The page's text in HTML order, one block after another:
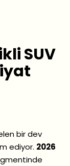
SUV
bir dev
ediyor. 2026